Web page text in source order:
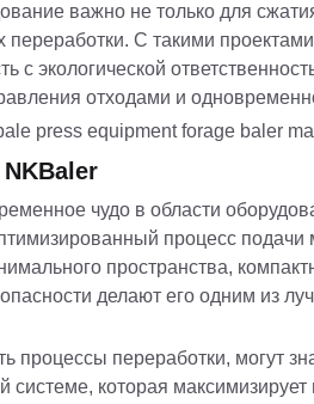
важно не только для
переработки. С такими
экологической
отходами и
чудо в области
процесс
пространства,
делают его одним из
процессы переработки, могут
системе, которая